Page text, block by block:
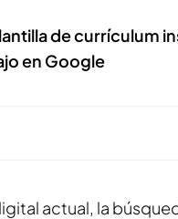
de currículum
en Google
actual, la